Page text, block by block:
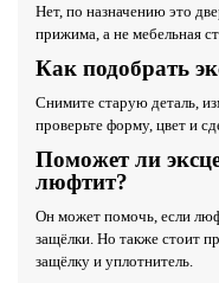
Нет, по назначению это
прижима, а не мебельная
Как подобрать
Снимите старую деталь,
проверьте форму, цвет и
Поможет ли
люфтит?
Он может помочь, если
защёлки. Но также стоит
защёлку и уплотнитель.